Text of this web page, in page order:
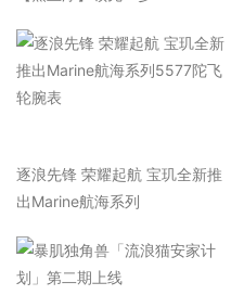
逐浪先锋 荣耀起航 宝玑全新推
出Marine航海系列